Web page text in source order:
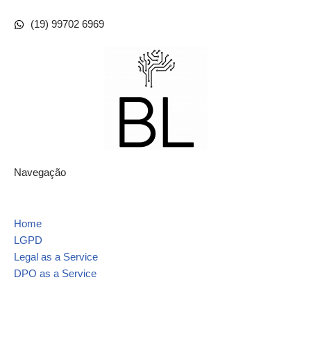
(19) 99702 6969
Navegação
Home
LGPD
Legal as a Service
DPO as a Service